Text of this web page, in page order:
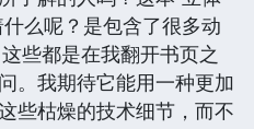
么呢？是包含了很多动
些都是在我翻开书页之
。我期待它能用一种更加
些枯燥的技术细节，而不